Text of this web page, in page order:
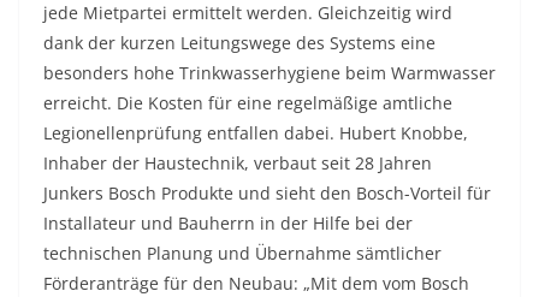
jede Mietpartei ermittelt werden. Gleichzeitig wird
dank der kurzen Leitungswege des Systems eine
besonders hohe Trinkwasserhygiene beim Warmwasser
erreicht. Die Kosten für eine regelmäßige amtliche
Legionellenprüfung entfallen dabei. Hubert Knobbe,
Inhaber der Haustechnik, verbaut seit 28 Jahren
Junkers Bosch Produkte und sieht den Bosch-Vorteil für
Installateur und Bauherrn in der Hilfe bei der
technischen Planung und Übernahme sämtlicher
Förderanträge für den Neubau: „Mit dem vom Bosch